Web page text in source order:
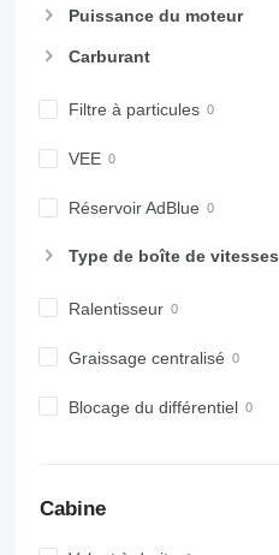
Puissance du moteur
Carburant
Filtre à particules
VEE
Réservoir AdBlue
Type de boîte de vitesses
Ralentisseur
Graissage centralisé
Blocage du différentiel
Cabine